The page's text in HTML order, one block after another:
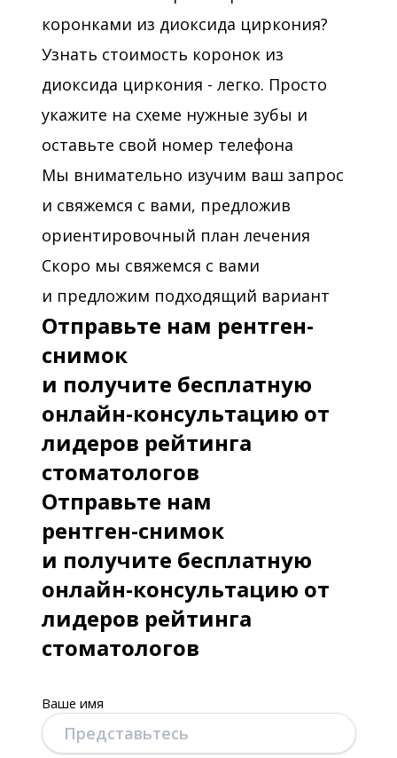
коронками из диоксида циркония?
Узнать стоимость коронок из
диоксида циркония - легко. Просто
укажите на схеме нужные зубы и
оставьте свой номер телефона
Мы внимательно изучим ваш запрос
и свяжемся с вами, предложив
ориентировочный план лечения
Скоро мы свяжемся с вами
и предложим подходящий вариант
Отправьте нам рентген-
снимок
и получите бесплатную
онлайн-консультацию от
лидеров рейтинга
стоматологов
Отправьте нам
рентген-снимок
и получите бесплатную
онлайн-консультацию от
лидеров рейтинга
стоматологов
Ваше имя